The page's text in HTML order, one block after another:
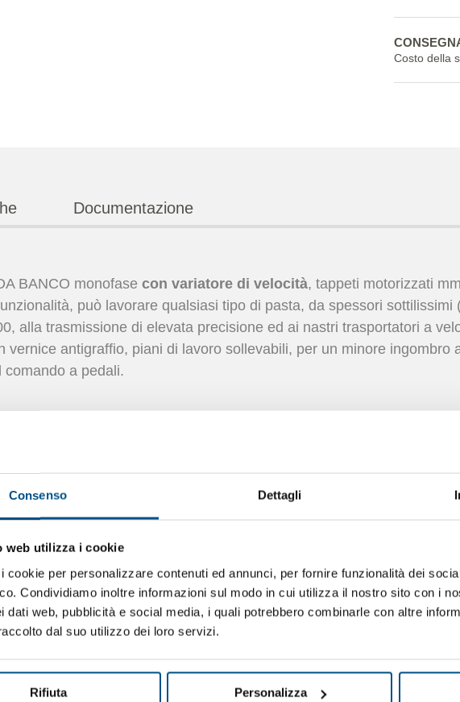
Consenso Dettagli
web utilizza i cookie
cookie per personalizzare contenuti ed annunci, per fornire funzionalità dei
Condividiamo inoltre informazioni sul modo in cui utilizza il nostro sito con i
dati web, pubblicità e social media, i quali potrebbero combinarle con altre
dal suo utilizzo dei loro servizi.
Rifiuta Personalizza
Costo della
Documentazione
BANCO monofase con variatore di velocità, tappeti motorizzati
può lavorare qualsiasi tipo di pasta, da spessori
alla trasmissione di elevata precisione ed ai nastri trasportatori a
vernice antigraffio, piani di lavoro sollevabili, per un minore ingombro
a pedali.
Ti potrebbero interessare